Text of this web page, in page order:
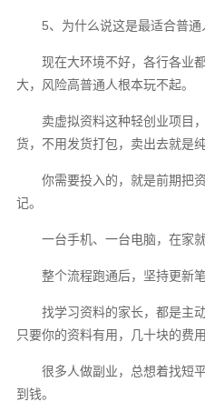
5、为什么说这是最适合普
现在大环境不好，各行各业
大，风险高普通人根本玩不起。
卖虚拟资料这种轻创业项目
货，不用发货打包，卖出去就是纯
你需要投入的，就是前期把
记。
一台手机、一台电脑，在家就
整个流程跑通后，坚持更新
找学习资料的家长，都是主
只要你的资料有用，几十块的费
很多人做副业，总想着找短
到钱。